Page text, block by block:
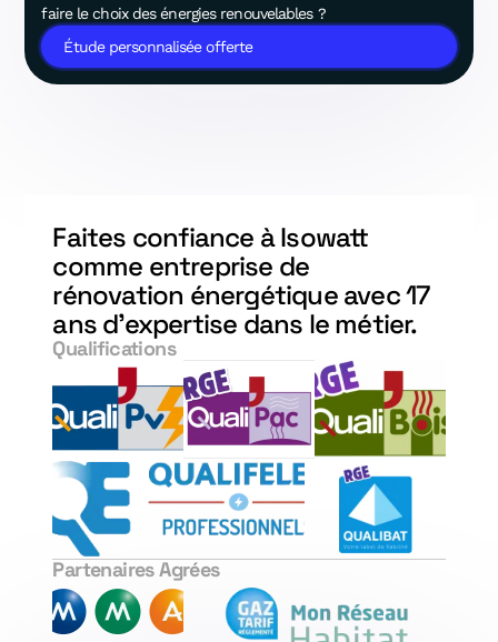
faire le choix des énergies renouvelables ?
Étude personnalisée offerte
Faites confiance à Isowatt
comme entreprise de
rénovation énergétique avec 17
ans d'expertise dans le métier.
Qualifications
Partenaires Agrées